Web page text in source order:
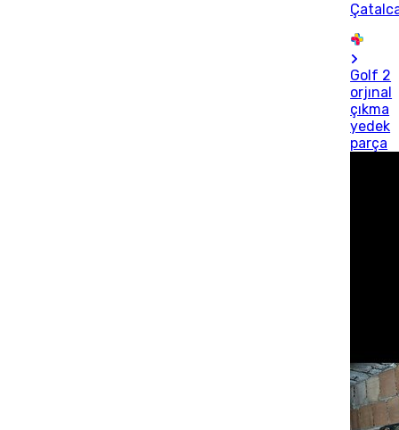
Golf 2
orjınal
çıkma
yedek
parça